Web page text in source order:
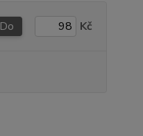
Do Kč